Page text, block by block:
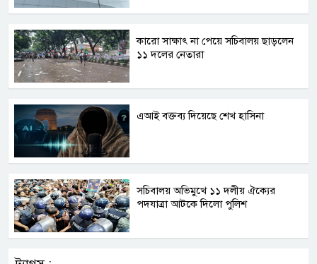
কারো সাক্ষাৎ না পেয়ে সচিবালয় ছাড়লেন
১১ দলের নেতারা
এআই বক্তব্য দিয়েছে শেখ হাসিনা
সচিবালয় অভিমুখে ১১ দলীয় ঐক্যের
পদযাত্রা আটকে দিলো পুলিশ